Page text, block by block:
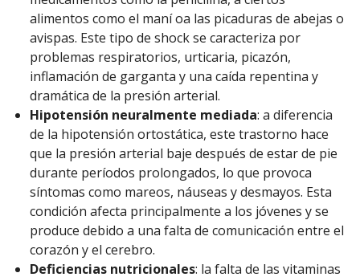
alimentos como el maní oa las picaduras de abejas o
avispas. Este tipo de shock se caracteriza por
problemas respiratorios, urticaria, picazón,
inflamación de garganta y una caída repentina y
dramática de la presión arterial.
Hipotensión neuralmente mediada: a diferencia
de la hipotensión ortostática, este trastorno hace
que la presión arterial baje después de estar de pie
durante períodos prolongados, lo que provoca
síntomas como mareos, náuseas y desmayos. Esta
condición afecta principalmente a los jóvenes y se
produce debido a una falta de comunicación entre el
corazón y el cerebro.
Deficiencias nutricionales: la falta de las vitaminas